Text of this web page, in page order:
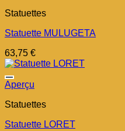
Statuettes
Statuette MULUGETA
63,75 €
Aperçu
Statuettes
Statuette LORET